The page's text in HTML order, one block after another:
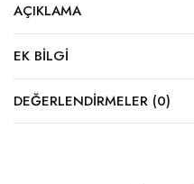
AÇIKLAMA
EK BILGI
DEĞERLENDIRMELER (0)